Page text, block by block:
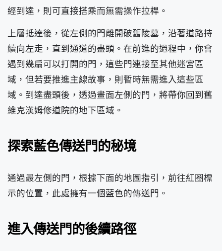
經到達，則可直接搭乘而無需操作拉桿。
上層抵達後，從左側的門離開破舊陵墓，沿著道路持
續向左走，直到通道的盡頭。在前進的過程中，你會
遇到幾扇可以打開的門，這些門連接至其他迷宮區
域，但若要推進主線故事，則暫時無需進入這些區
域。到達盡頭後，透過畫面左側的門，將帶你回到舊
維克漢姆修道院的地下區域。
探索藍色傳送門的秘境
通過最左側的門，根據下面的地圖指引，前往紅圈標
示的位置，此處擁有一個藍色的傳送門。
進入傳送門的後續路徑